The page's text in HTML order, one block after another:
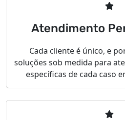
Atendimento
Cada cliente é único, e
soluções sob medida para
específicas de cada caso